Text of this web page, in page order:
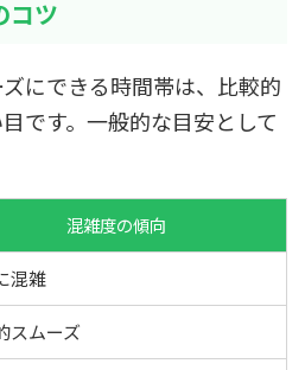
コツ
にできる時間帯は、比較的
です。一般的な目安として
混雑度の傾向
混雑
スムーズ